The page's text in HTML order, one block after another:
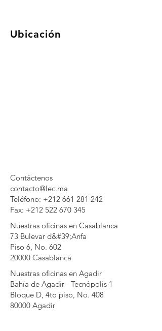
Ubicación
Contáctenos
contacto@lec.ma
Teléfono: +212 661 281 242
Fax: +212 522 670 345
Nuestras oficinas en Casablanca
73 Bulevar d&#39;Anfa
Piso 6, No. 602
20000 Casablanca
Nuestras oficinas en Agadir
Bahía de Agadir - Tecnópolis 1
Bloque D, 4to piso, No. 408
80000 Agadir